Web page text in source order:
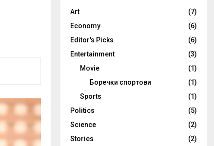
Art
(7)
Economy
(6)
Editor's Picks
(6)
Entertainment
(3)
Movie
(1)
Боречки спортови
(1)
Sports
(1)
Politics
(5)
Science
(2)
Stories
(2)